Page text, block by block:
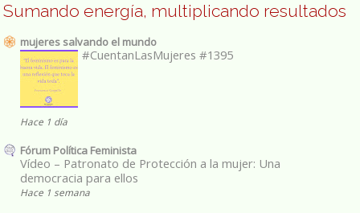
Sumando energía, multiplicando resultados
mujeres salvando el mundo
#CuentanLasMujeres #1395
Hace 1 día
Fórum Política Feminista
Vídeo – Patronato de Protección a la mujer: Una
democracia para ellos
Hace 1 semana